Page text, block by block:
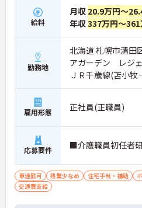
給料
月収 20.9万円～
年収337万円～361
勤務地
北海道 札幌市清田
アガーデン レジ
ＪＲ千歳線(苫小
ス・車12分
雇用形態 正社員(正職員)
応募要件 ■介護職員初任者
車通勤可 残業少なめ 住宅手当・補助
交通費支給